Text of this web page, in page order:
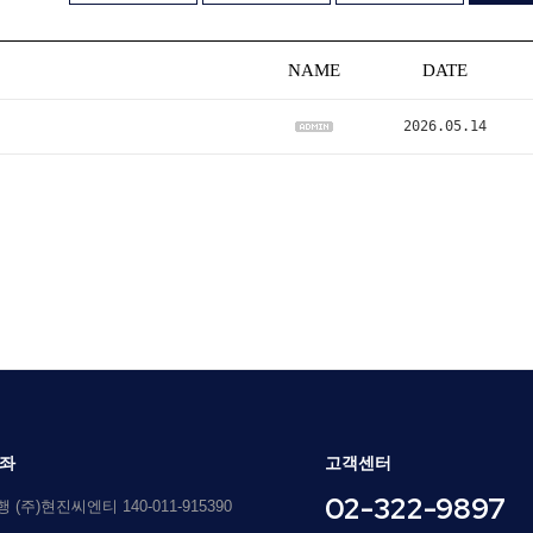
NAME DATE
2026.05.14
(주)현진씨엔티 140-011-915390
고객센터
02-322-9897